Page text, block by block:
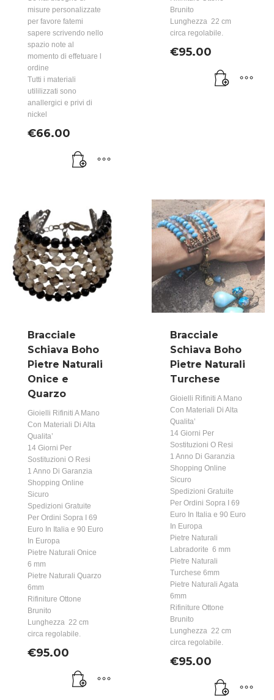
misure personalizzate
per favore fatemi
sapere scrivendo nello
spazio note al
momento di effetuare l
ordine
Tutti i materiali
utililizzati sono
anallergici e privi di
nickel
€66.00
Brunito
Lunghezza 22 cm
circa regolabile.
€95.00
Bracciale
Schiava Boho
Pietre Naturali
Onice e
Quarzo
Gioielli Rifiniti A Mano
Con Materiali Di Alta
Qualita’
14 Giorni Per
Sostituzioni O Resi
1 Anno Di Garanzia
Shopping Online
Sicuro
Spedizioni Gratuite
Per Ordini Sopra I 69
Euro In Italia e 90 Euro
In Europa
Pietre Naturali Onice
6 mm
Pietre Naturali Quarzo
6mm
Rifiniture Ottone
Brunito
Lunghezza 22 cm
circa regolabile.
€95.00
Bracciale
Schiava Boho
Pietre Naturali
Turchese
Gioielli Rifiniti A Mano
Con Materiali Di Alta
Qualita’
14 Giorni Per
Sostituzioni O Resi
1 Anno Di Garanzia
Shopping Online
Sicuro
Spedizioni Gratuite
Per Ordini Sopra I 69
Euro In Italia e 90 Euro
In Europa
Pietre Naturali
Labradorite 6 mm
Pietre Naturali
Turchese 6mm
Pietre Naturali Agata
6mm
Rifiniture Ottone
Brunito
Lunghezza 22 cm
circa regolabile.
€95.00